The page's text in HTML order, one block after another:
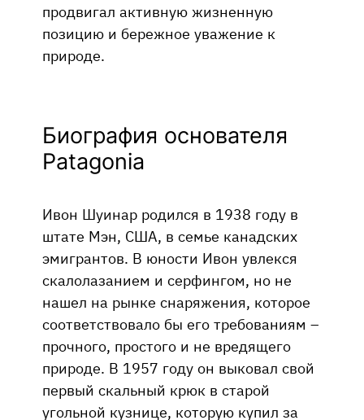
продвигал активную жизненную
позицию и бережное уважение к
природе.
Биография основателя
Patagonia
Ивон Шуинар родился в 1938 году в
штате Мэн, США, в семье канадских
эмигрантов. В юности Ивон увлекся
скалолазанием и серфингом, но не
нашел на рынке снаряжения, которое
соответствовало бы его требованиям –
прочного, простого и не вредящего
природе. В 1957 году он выковал свой
первый скальный крюк в старой
угольной кузнице, которую купил за